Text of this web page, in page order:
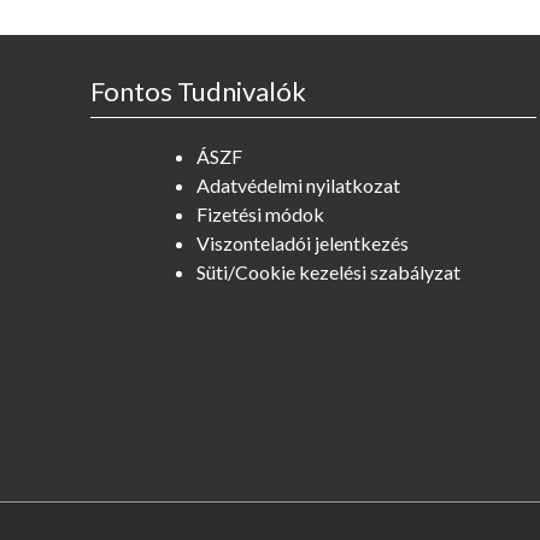
Fontos Tudnivalók
ÁSZF
Adatvédelmi nyilatkozat
Fizetési módok
Viszonteladói jelentkezés
Süti/Cookie kezelési szabályzat